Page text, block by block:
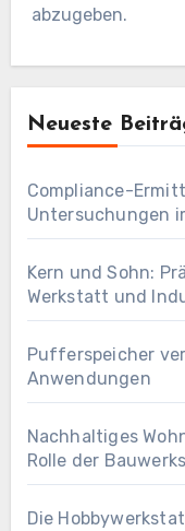
abzugeben.
Neueste
Compliance-
Untersuchungen
Kern und Sohn:
Werkstatt und
Pufferspeicher
Anwendungen
Nachhaltiges
Rolle der
Die